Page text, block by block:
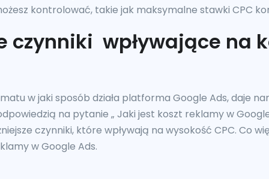
kontrolować, takie jak maksymalne stawki CPC
czynniki wpływające na
w jaki sposób działa platforma Google Ads, daje
na pytanie „ Jaki jest koszt reklamy w
czynniki, które wpływają na wysokość CPC. Co
w Google Ads.